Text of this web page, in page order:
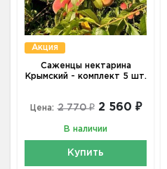
Акция
Саженцы нектарина
Крымский - комплект 5 шт.
Цена: 2 770 ₽ 2 560 ₽
В наличии
Купить